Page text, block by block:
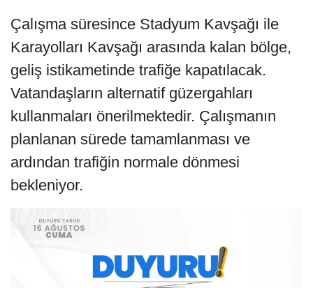
Çalışma süresince Stadyum Kavşağı ile
Karayolları Kavşağı arasında kalan bölge,
geliş istikametinde trafiğe kapatılacak.
Vatandaşların alternatif güzergahları
kullanmaları önerilmektedir. Çalışmanın
planlanan sürede tamamlanması ve
ardından trafiğin normale dönmesi
bekleniyor.